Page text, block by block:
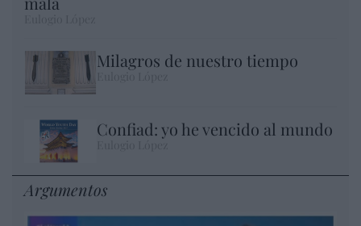
Milagros de nuestro tiempo
Confiad: yo he vencido al mundo
Argumentos